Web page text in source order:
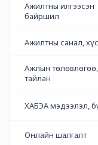
Ажилтны илгээсэн
байршил
Ажилтны санал,
Ажлын төлөвлөгөө,
тайлан
ХАБЭА мэдээлэл,
Онлайн шалгалт